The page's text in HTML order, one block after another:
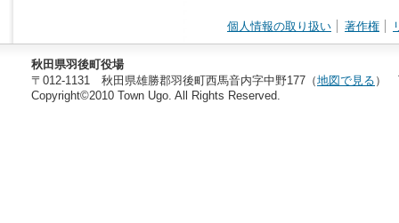
個人情報の取り扱い 著作権
秋田県羽後町役場
〒012-1131 秋田県雄勝郡羽後町西馬音内字中野177（地図で見る ）
Copyright©2010 Town Ugo. All Rights Reserved.